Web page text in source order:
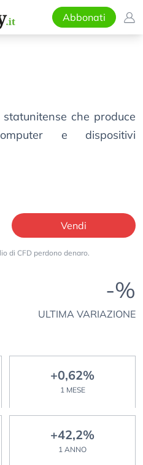
Abbonati
statunitense che produce
e dispositivi
Vendi
di CFD perdono denaro.
-%
ULTIMA VARIAZIONE
+0,62%
1 MESE
+42,2%
1 ANNO